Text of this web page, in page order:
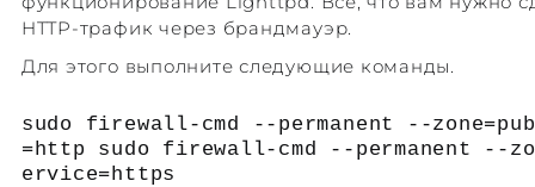
HTTP-трафик через брандмауэр.
Для этого выполните следующие команды.
sudo firewall-cmd --permanent --
=http sudo firewall-cmd --permanent --
ervice=https